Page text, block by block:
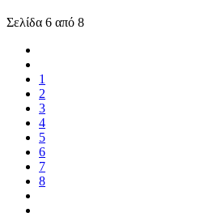
Σελίδα 6 από 8
1
2
3
4
5
6
7
8